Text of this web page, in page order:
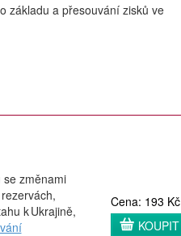
základu a přesouvání zisků ve
změnami
k Ukrajině,
Cena: 193 Kč
KOUPIT